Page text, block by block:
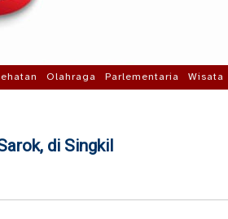
Olahraga Parlementaria Wisata
di Singkil